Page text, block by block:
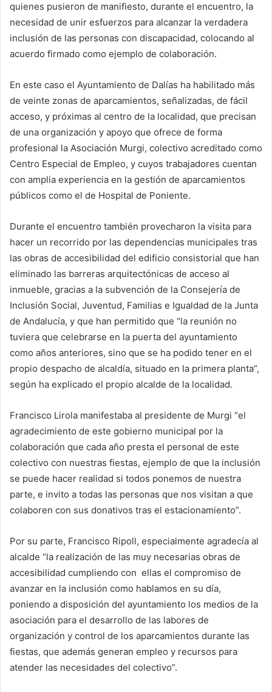
quienes pusieron de manifiesto, durante el encuentro, la
necesidad de unir esfuerzos para alcanzar la verdadera
inclusión de las personas con discapacidad, colocando al
acuerdo firmado como ejemplo de colaboración.
En este caso el Ayuntamiento de Dalías ha habilitado más
de veinte zonas de aparcamientos, señalizadas, de fácil
acceso, y próximas al centro de la localidad, que precisan
de una organización y apoyo que ofrece de forma
profesional la Asociación Murgi, colectivo acreditado como
Centro Especial de Empleo, y cuyos trabajadores cuentan
con amplia experiencia en la gestión de aparcamientos
públicos como el de Hospital de Poniente.
Durante el encuentro también provecharon la visita para
hacer un recorrido por las dependencias municipales tras
las obras de accesibilidad del edificio consistorial que han
eliminado las barreras arquitectónicas de acceso al
inmueble, gracias a la subvención de la Consejería de
Inclusión Social, Juventud, Familias e Igualdad de la Junta
de Andalucía, y que han permitido que “la reunión no
tuviera que celebrarse en la puerta del ayuntamiento
como años anteriores, sino que se ha podido tener en el
propio despacho de alcaldía, situado en la primera planta”,
según ha explicado el propio alcalde de la localidad.
Francisco Lirola manifestaba al presidente de Murgi “el
agradecimiento de este gobierno municipal por la
colaboración que cada año presta el personal de este
colectivo con nuestras fiestas, ejemplo de que la inclusión
se puede hacer realidad si todos ponemos de nuestra
parte, e invito a todas las personas que nos visitan a que
colaboren con sus donativos tras el estacionamiento”.
Por su parte, Francisco Ripoll, especialmente agradecía al
alcalde “la realización de las muy necesarias obras de
accesibilidad cumpliendo con ellas el compromiso de
avanzar en la inclusión como hablamos en su día,
poniendo a disposición del ayuntamiento los medios de la
asociación para el desarrollo de las labores de
organización y control de los aparcamientos durante las
fiestas, que además generan empleo y recursos para
atender las necesidades del colectivo”.